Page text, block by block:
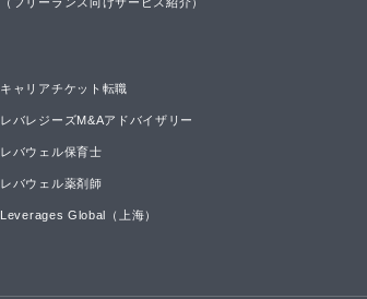
キャリアチケット転職
レバレジーズM&Aアドバイザリー
レバウェル保育士
レバウェル薬剤師
Leverages Global（上海）